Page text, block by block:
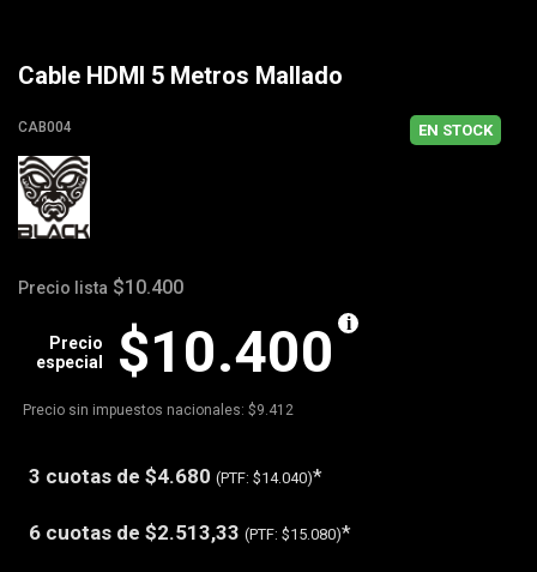
Cable HDMI 5 Metros Mallado
CAB004 EN STOCK
Precio lista $10.400
$10.400
Precio
especial
Precio sin impuestos nacionales: $9.412
3 cuotas de $4.680 (PTF: $14.040)*
6 cuotas de $2.513,33 (PTF: $15.080)*